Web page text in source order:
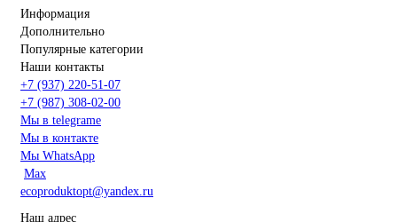
Информация
Дополнительно
Популярные категории
Наши контакты
+7 (937) 220-51-07
+7 (987) 308-02-00
Мы в telegrame
Мы в контакте
Мы WhatsApp
Мах
ecoproduktopt@yandex.ru
Наш адрес